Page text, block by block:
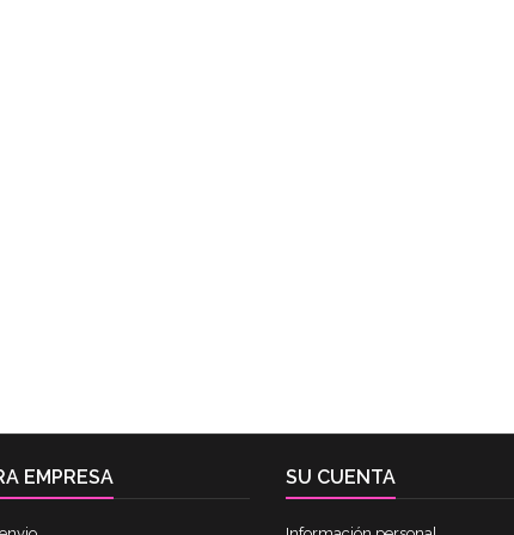
EMPRESA SU CUENTA